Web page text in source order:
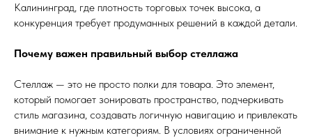
Калининград, где плотность торговых точек высока, а
конкуренция требует продуманных решений в каждой детали.
Почему важен правильный выбор стеллажа
Стеллаж — это не просто полки для товара. Это элемент,
который помогает зонировать пространство, подчеркивать
стиль магазина, создавать логичную навигацию и привлекать
внимание к нужным категориям. В условиях ограниченной